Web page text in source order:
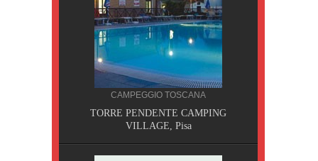
CAMPEGGIO TOSCANA
TORRE PENDENTE CAMPING
VILLAGE, Pisa